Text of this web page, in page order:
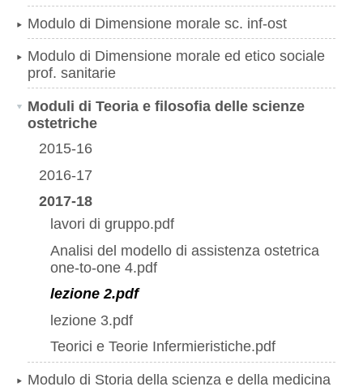
Modulo di Dimensione morale sc. inf-ost
Modulo di Dimensione morale ed etico sociale
prof. sanitarie
Moduli di Teoria e filosofia delle scienze
ostetriche
2015-16
2016-17
2017-18
lavori di gruppo.pdf
Analisi del modello di assistenza ostetrica
one-to-one 4.pdf
lezione 2.pdf
lezione 3.pdf
Teorici e Teorie Infermieristiche.pdf
Modulo di Storia della scienza e della medicina